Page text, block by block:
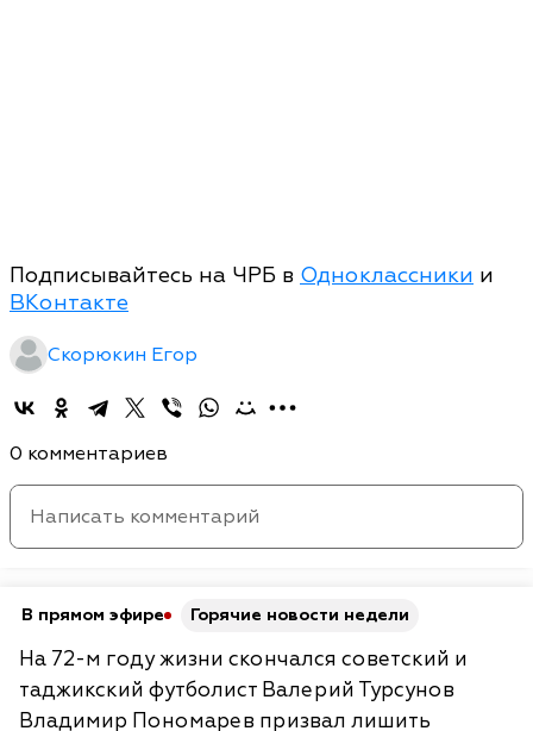
Подписывайтесь на ЧРБ в Одноклассники и
ВКонтакте
Скорюкин Егор
0 комментариев
В прямом эфире Горячие новости недели
На 72-м году жизни скончался советский и
таджикский футболист Валерий Турсунов
Владимир Пономарев призвал лишить